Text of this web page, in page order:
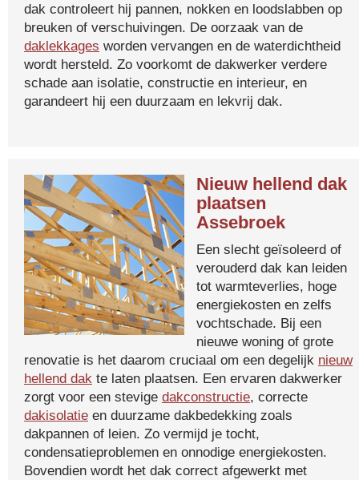
dak controleert hij pannen, nokken en loodslabben op
breuken of verschuivingen. De oorzaak van de
daklekkages worden vervangen en de waterdichtheid
wordt hersteld. Zo voorkomt de dakwerker verdere
schade aan isolatie, constructie en interieur, en
garandeert hij een duurzaam en lekvrij dak.
Nieuw hellend dak
plaatsen
Assebroek
Een slecht geïsoleerd of
verouderd dak kan leiden
tot warmteverlies, hoge
energiekosten en zelfs
vochtschade. Bij een
nieuwe woning of grote
renovatie is het daarom cruciaal om een degelijk nieuw
hellend dak te laten plaatsen. Een ervaren dakwerker
zorgt voor een stevige dakconstructie, correcte
dakisolatie en duurzame dakbedekking zoals
dakpannen of leien. Zo vermijd je tocht,
condensatieproblemen en onnodige energiekosten.
Bovendien wordt het dak correct afgewerkt met